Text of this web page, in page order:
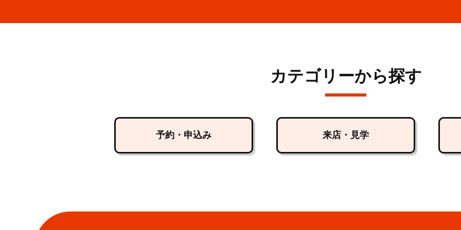
カテゴリーから探す
予約・申込み 来店・見学